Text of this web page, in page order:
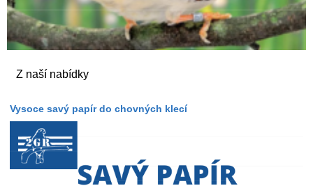
Z naší nabídky
Vysoce savý papír do chovných klecí